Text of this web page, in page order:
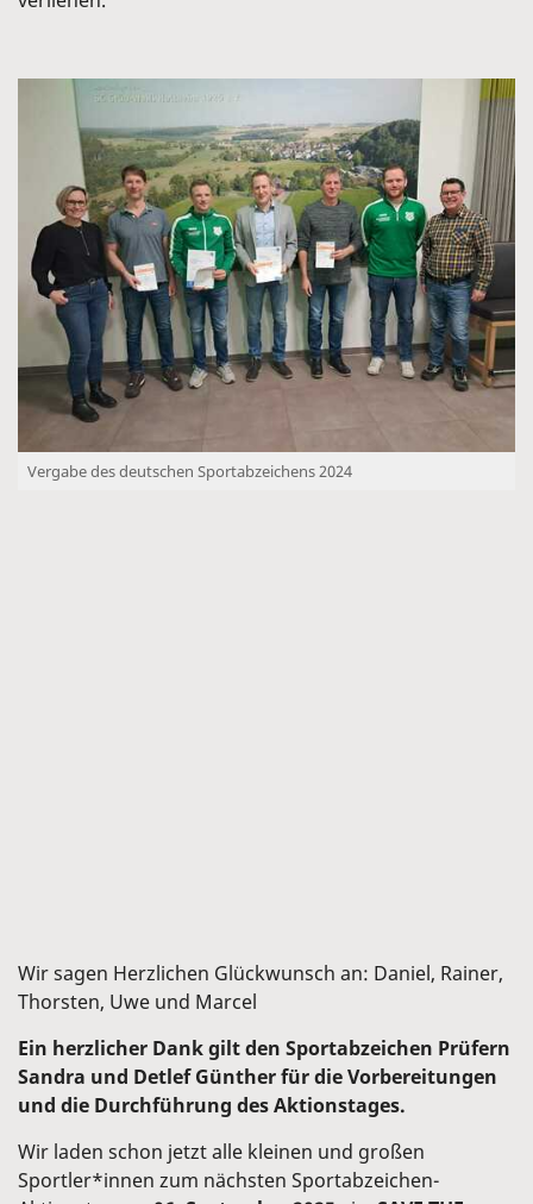
Vergabe des deutschen Sportabzeichens 2024
Wir sagen Herzlichen Glückwunsch an: Daniel, Rainer,
Thorsten, Uwe und Marcel
Ein herzlicher Dank gilt den Sportabzeichen Prüfern
Sandra und Detlef Günther für die Vorbereitungen
und die Durchführung des Aktionstages.
Wir laden schon jetzt alle kleinen und großen
Sportler*innen zum nächsten Sportabzeichen-